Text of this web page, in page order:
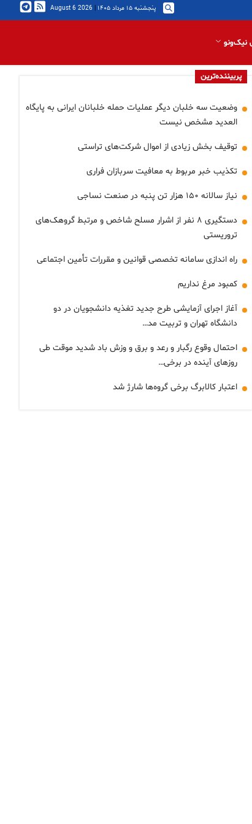
پنجشنبه ۱۵ مرداد ۱۴۰۵ |
2026 August 6
پربیننده‌ترین
وضعیت سه خلبان دیگر عملیات حمله خلبانان ایرانی به پایگاه
العدید مشخص نیست
توقیف بخش زیادی از اموال شرکت‌های تراستی
تکذیب خبر مربوط به معافیت سربازان فراری
نیاز سالانه ۱۵۰ هزار تن پنبه در صنعت نساجی
دستگیری ۸ نفر از اشرار مسلح شاخص و مرتبط گروهک‌های
تروریستی
راه اندازی سامانه تخصصی قوانین و مقررات تأمین اجتماعی
کمبود مرغ نداریم
آغاز اجرای آزمایشی طرح جدید تغذیه دانشجویان در دو
دانشگاه تهران و تربیت مد…
احتمال وقوع رگبار و رعد و برق و وزش باد شدید موقت طی
روزهای آینده در برخی…
اعتبار کالابرگ برخی گروه‌ها شارژ شد